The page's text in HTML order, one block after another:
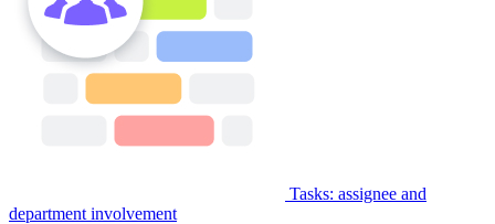
Tasks: assignee and
department involvement